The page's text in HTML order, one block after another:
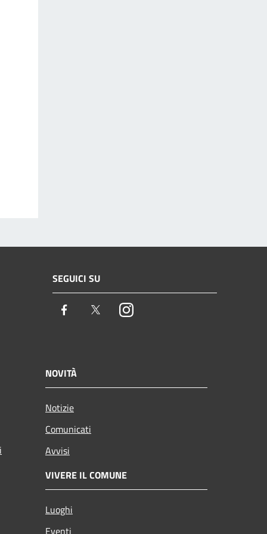
SEGUICI SU
Facebook TwitterInstagram
NOVITÀ
Notizie
Comunicati
Avvisi
VIVERE IL COMUNE
Luoghi
Eventi